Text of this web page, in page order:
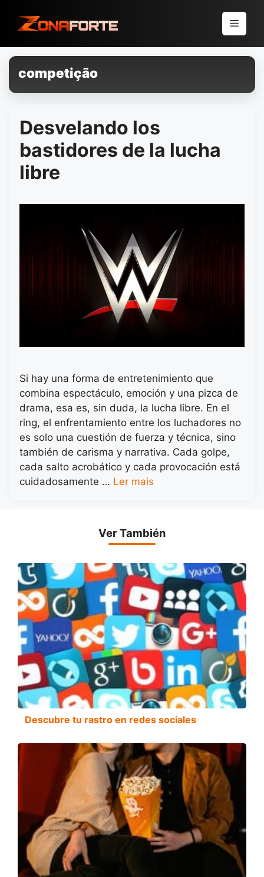
para
conteúdo
Menu
competição
Desvelando los
bastidores de la lucha
libre
Si hay una forma de entretenimiento que
combina espectáculo, emoción y una pizca de
drama, esa es, sin duda, la lucha libre. En el
ring, el enfrentamiento entre los luchadores no
es solo una cuestión de fuerza y técnica, sino
también de carisma y narrativa. Cada golpe,
cada salto acrobático y cada provocación está
cuidadosamente … Ler mais
Ver También
Descubre tu rastro en redes sociales